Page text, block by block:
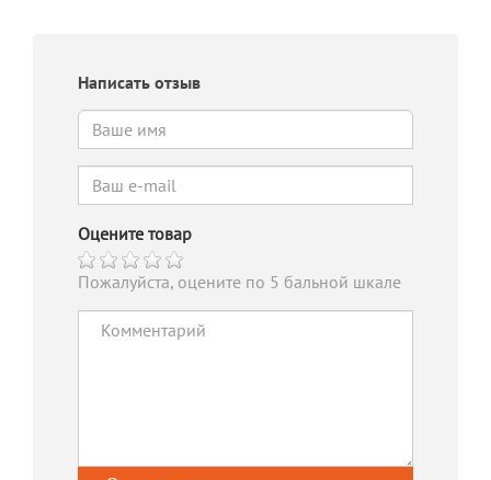
Написать отзыв
Оцените товар
Пожалуйста, оцените по 5 бальной шкале